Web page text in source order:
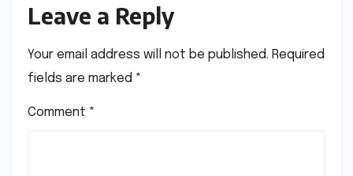
Leave a Reply
Your email address will not be published. Required
fields are marked *
Comment *